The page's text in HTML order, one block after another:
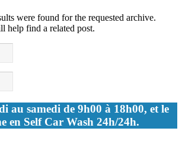
were found for the requested archive.
help find a related post.
au samedi de 9h00 à 18h00, et le
en Self Car Wash 24h/24h.